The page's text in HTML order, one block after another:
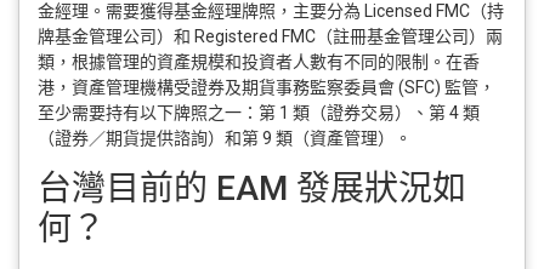
金經理。需要獲得基金經理牌照，主要分為 Licensed FMC（持
牌基金管理公司）和 Registered FMC（註冊基金管理公司）兩
類，根據管理的資產規模和投資者人數有不同的限制。在香
港，資產管理機構受證券及期貨事務監察委員會 (SFC) 監管，
至少需要持有以下牌照之一：第 1 類（證券交易）、第 4 類
（證券／期貨提供諮詢）和第 9 類（資產管理）。
台灣目前的 EAM 發展狀況如
何？